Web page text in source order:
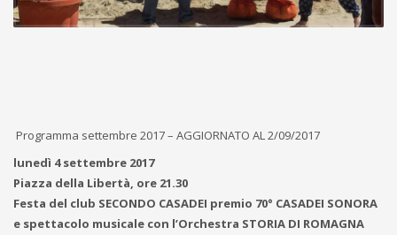
Programma settembre 2017 – AGGIORNATO AL 2/09/2017
lunedì 4 settembre 2017
Piazza della Libertà, ore 21.30
Festa del club SECONDO CASADEI premio 70° CASADEI SONORA
e spettacolo musicale con l’Orchestra STORIA DI ROMAGNA